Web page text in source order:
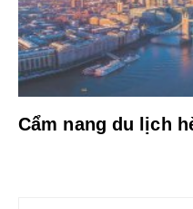
Cẩm nang du lịch